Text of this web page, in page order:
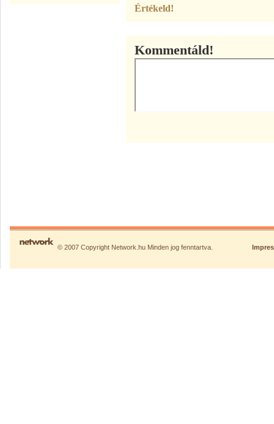
Értékeld!
Kommentáld!
© 2007 Copyright Network.hu Minden jog fenntartva.